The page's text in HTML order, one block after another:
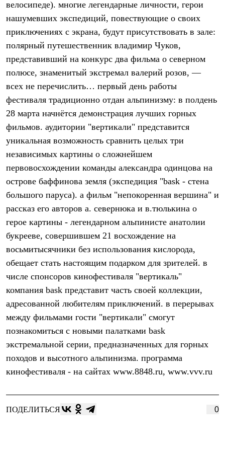
Рубашки
Футболки
Брюки
Термобелье
Теплое термобелье
Среднее термобелье
Легкое термобелье
Флисовая одежда
Брюки
Детская одежда
Утепленная пухом
Комбинезоны
Куртки
Брюки
Утепленная синтетикой
Комбинезоны
Куртки
Лёгкая одежда
Футболки
Брюки
Софтшелл одежда
Куртки
Куртки
Брюки
Комбинезоны
Термобелье
Комплект термобелья
Снаряжение
Палатки и тенты
Палатки
Аксессуары для палаток
Рюкзаки
Городские
велосипеде). многие легендарные личности, герои
нашумевших экспедиций, повествующие о своих
приключениях с экрана, будут присутствовать в зале:
полярный путешественник владимир Чуков,
представивший на конкурс два фильма о северном
полюсе, знаменитый экстремал валерий розов, —
всех не перечислить… первый день работы
фестиваля традиционно отдан альпинизму: в полдень
28 марта начнётся демонстрация лучших горных
фильмов. аудитории "вертикали" представится
уникальная возможность сравнить целых три
независимых картины о сложнейшем
первовосхождении команды александра одинцова на
острове баффинова земля (экспедиция "bask - стена
большого паруса). а фильм "непокоренная вершина" и
рассказ его авторов а. севернюка и в.тюлькина о
герое картины - легендарном альпинисте анатолии
букрееве, совершившем 21 восхождение на
восьмитысячники без использования кислорода,
обещает стать настоящим подарком для зрителей. в
числе спонсоров кинофестиваля "вертикаль"
компания bask представит часть своей коллекции,
адресованной любителям приключений. в перерывах
между фильмами гости "вертикали" смогут
познакомиться с новыми палатками bask
экстремальной серии, предназначенных для горных
походов и высотного альпинизма. программа
кинофестиваля - на сайтах www.8848.ru, www.vvv.ru
ПОДЕЛИТЬСЯ 0